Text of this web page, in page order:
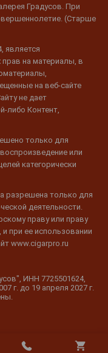
Градусов. При
(Старше
является
на материалы, в
на веб-сайте
не дает
либо Контент,
только для
или
категорически
разрешена только для
деятельности.
праву или праву
при ее использовании
www.cigarpro.ru
ИНН 7725501624,
г. до 19 апреля 2027 г.